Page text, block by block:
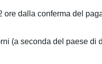
ore dalla conferma del
(a seconda del paese di